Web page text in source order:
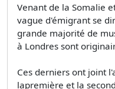
Venant de la Somalie
vague d'émigrant se
grande majorité de
à Londres sont
Ces derniers ont joint
lapremière et la